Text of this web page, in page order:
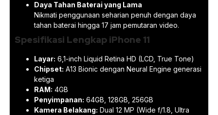
Daya Tahan Baterai yang Lama
Nikmati penggunaan seharian penuh dengan daya
tahan baterai hingga 17 jam pemutaran video.
Spesifikasi Lengkap iPhone 11
Layar: 6,1-inch Liquid Retina HD (LCD, True Tone)
Chipset: A13 Bionic dengan Neural Engine generasi
ketiga
RAM: 4GB
Penyimpanan: 64GB, 128GB, 256GB
Kamera Belakang: Dual 12 MP (Wide f/1.8, Ultra